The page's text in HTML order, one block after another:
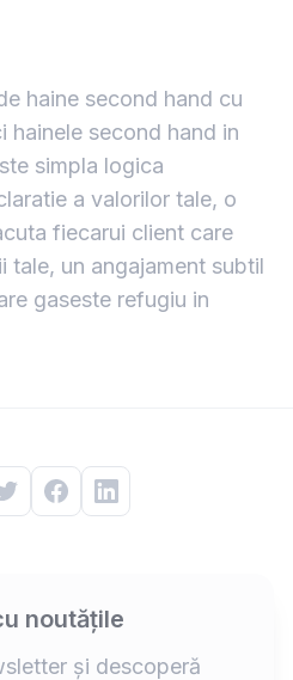
haine second hand cu
hainele second hand in
simpla logica
a valorilor tale, o
fiecarui client care
tale, un angajament subtil
gaseste refugiu in
noutățile
și descoperă